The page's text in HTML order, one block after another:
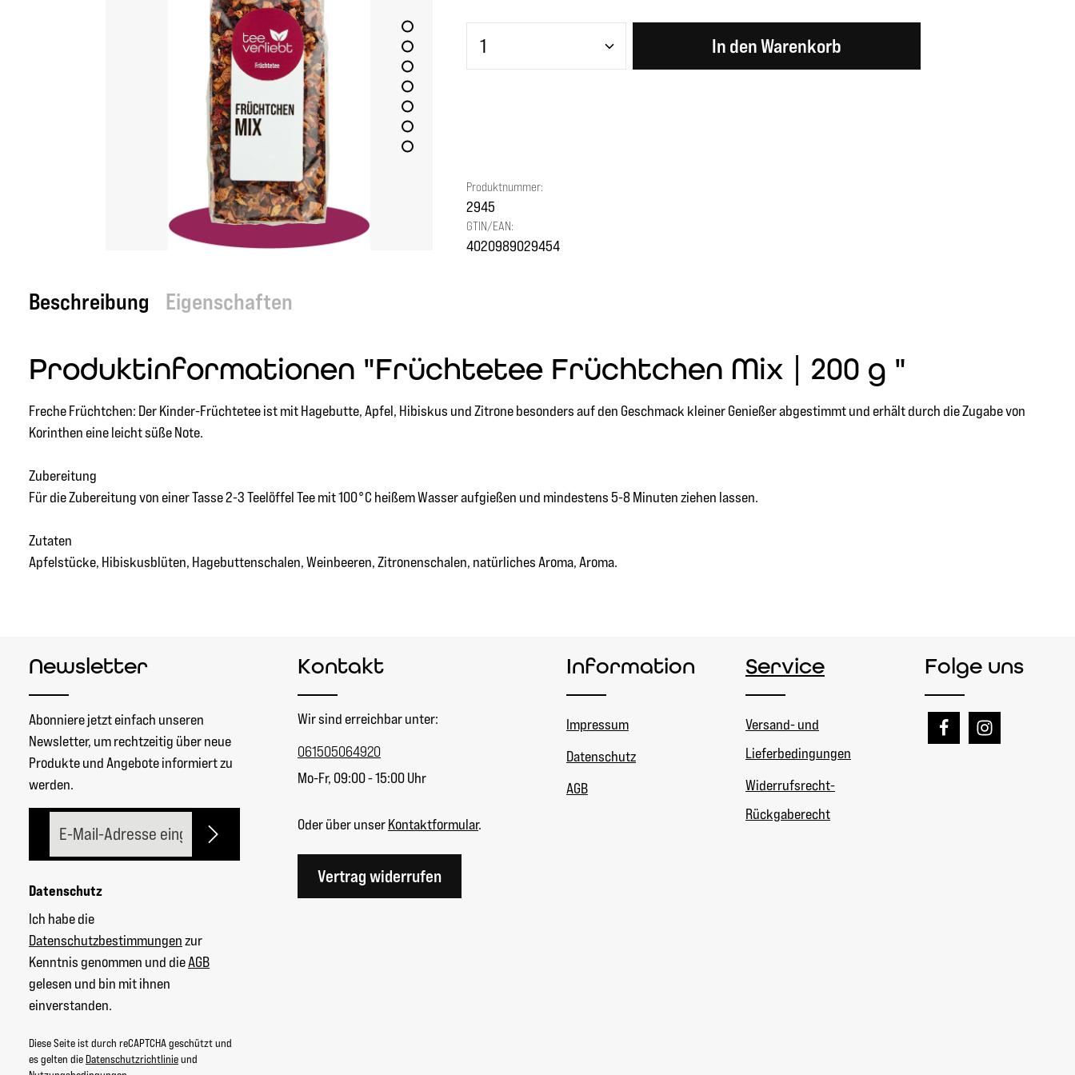
Produkt Anzahl: Gib den gewünschten Wert ein oder benutze die Schaltflächen
In den Warenkorb
Produktnummer:
2945
GTIN/EAN:
4020989029454
Beschreibung Eigenschaften
Produktinformationen "Früchtetee Früchtchen Mix | 200 g "
Freche Früchtchen: Der Kinder-Früchtetee ist mit Hagebutte, Apfel, Hibiskus und Zitrone besonders auf den Geschmack kleiner Genießer abgestimmt und erhält durch die Zugabe von
Korinthen eine leicht süße Note.
Zubereitung
Für die Zubereitung von einer Tasse 2-3 Teelöffel Tee mit 100°C heißem Wasser aufgießen und mindestens 5-8 Minuten ziehen lassen.
Zutaten
Apfelstücke, Hibiskusblüten, Hagebuttenschalen, Weinbeeren, Zitronenschalen, natürliches Aroma, Aroma.
Newsletter
Abonniere jetzt einfach unseren
Newsletter, um rechtzeitig über neue
Produkte und Angebote informiert zu
werden.
Datenschutz
Ich habe die
Datenschutzbestimmungenzur
Kenntnis genommen und dieAGB
gelesen und bin mit ihnen
einverstanden.
Diese Seite ist durch reCAPTCHA geschützt und
es gelten die Datenschutzrichtlinieund
Kontakt
Wir sind erreichbar unter:
061505064920
Mo-Fr, 09:00 - 15:00 Uhr
Oder über unserKontaktformular.
Vertrag widerrufen
Information
Impressum
Datenschutz
AGB
Service
Versand- und
Lieferbedingungen
Widerrufsrecht-
Rückgaberecht
Folge uns